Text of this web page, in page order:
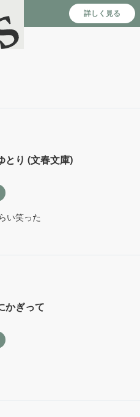
リ 詳しく見る
とり (文春文庫)
い笑った
かぎって